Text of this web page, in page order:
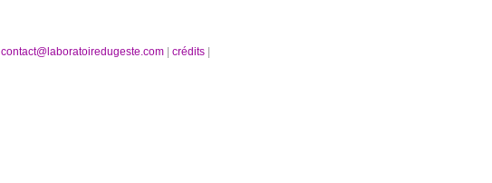
contact@laboratoiredugeste.com crédits